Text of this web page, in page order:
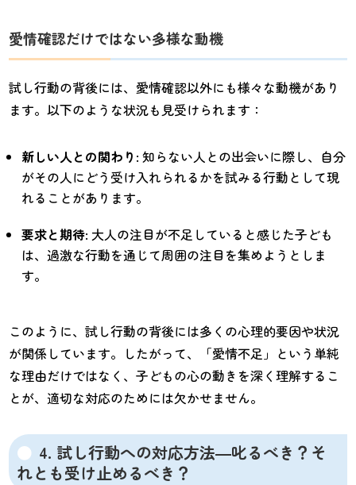
愛情確認だけではない多様な動機
試し行動の背後には、愛情確認以外にも様々な動機があり
ます。以下のような状況も見受けられます：
新しい人との関わり : 知らない人との出会いに際し、自分
がその人にどう受け入れられるかを試みる行動として現
れることがあります。
要求と期待: 大人の注目が不足していると感じた子ども
は、過激な行動を通じて周囲の注目を集めようとしま
す。
このように、試し行動の背後には多くの心理的要因や状況
が関係しています。したがって、「愛情不足」という単純
な理由だけではなく、子どもの心の動きを深く理解するこ
とが、適切な対応のためには欠かせません。
4. 試し行動への対応方法―叱るべき？そ
れとも受け止めるべき？